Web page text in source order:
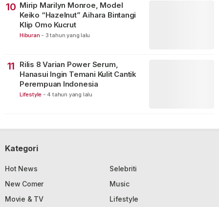
10 Mirip Marilyn Monroe, Model
Keiko “Hazelnut” Aihara Bintangi
Klip Omo Kucrut
Hiburan - 3 tahun yang lalu
11
Rilis 8 Varian Power Serum,
Hanasui Ingin Temani Kulit Cantik
Perempuan Indonesia
Lifestyle - 4 tahun yang lalu
Kategori
Hot News
Selebriti
New Comer
Music
Movie & TV
Lifestyle